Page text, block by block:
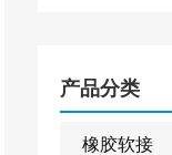
产品分类
橡胶软接